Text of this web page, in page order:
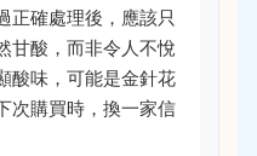
正確處理後，應該只
甘酸，而非令人不悅
酸味，可能是金針花
次購買時，換一家信